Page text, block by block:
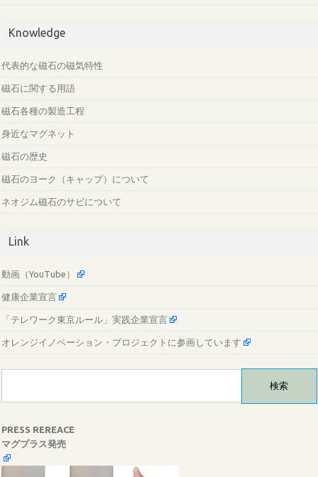
Knowledge
代表的な磁石の磁気特性
磁石に関する用語
磁石各種の製造工程
身近なマグネット
磁石の歴史
磁石のヨーク（キャップ）について
ネオジム磁石のサビについて
Link
動画（YouTube）
健康企業宣言
「テレワーク東京ルール」実践企業宣言
オレンジイノベーション・プロジェクトに参画しています
PRESS REREACE
マグプラス発売